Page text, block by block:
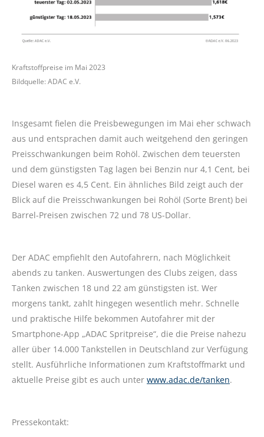
Kraftstoffpreise im Mai 2023
Bildquelle: ADAC e.V.
Insgesamt fielen die Preisbewegungen im Mai eher schwach
aus und entsprachen damit auch weitgehend den geringen
Preisschwankungen beim Rohöl. Zwischen dem teuersten
und dem günstigsten Tag lagen bei Benzin nur 4,1 Cent, bei
Diesel waren es 4,5 Cent. Ein ähnliches Bild zeigt auch der
Blick auf die Preisschwankungen bei Rohöl (Sorte Brent) bei
Barrel-Preisen zwischen 72 und 78 US-Dollar.
Der ADAC empfiehlt den Autofahrern, nach Möglichkeit
abends zu tanken. Auswertungen des Clubs zeigen, dass
Tanken zwischen 18 und 22 am günstigsten ist. Wer
morgens tankt, zahlt hingegen wesentlich mehr. Schnelle
und praktische Hilfe bekommen Autofahrer mit der
Smartphone-App „ADAC Spritpreise“, die die Preise nahezu
aller über 14.000 Tankstellen in Deutschland zur Verfügung
stellt. Ausführliche Informationen zum Kraftstoffmarkt und
aktuelle Preise gibt es auch unter www.adac.de/tanken.
Pressekontakt: